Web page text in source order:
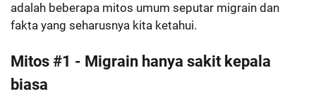
adalah beberapa mitos umum seputar migrain dan
fakta yang seharusnya kita ketahui.
Mitos #1 - Migrain hanya sakit kepala
biasa